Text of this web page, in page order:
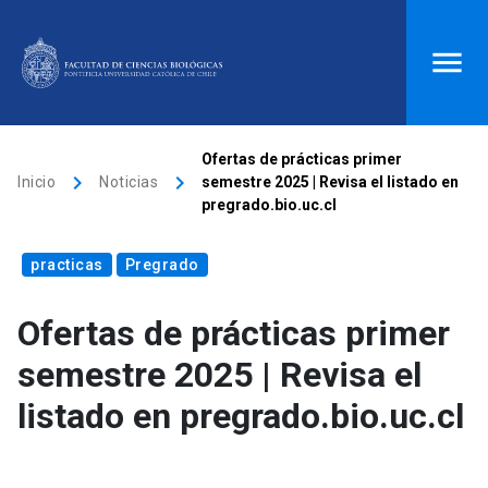
Biblioteca launch Donaciones launch
Quiénes somos keyboard_arrow_down
Inicio keyboard_arrow_right Noticias keyboard_arrow_right
Ofertas de prácticas primer
semestre 2025 | Revisa el listado en
pregrado.bio.uc.cl
practicas Pregrado
Ofertas de prácticas primer
semestre 2025 | Revisa el
listado en pregrado.bio.uc.cl